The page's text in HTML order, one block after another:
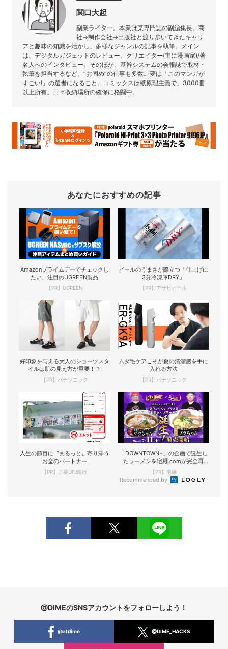
関口大起
副業ライター。本業は某専門誌の副編集長。商
社→制作会社→出版社と渡り歩いてきたキャリ
アと趣味の知識を活かし、多様なジャンルの記事を執筆。メイン
は、デジタルガジェットのレビュー、クリエイター(主に漫画家)/著
名人へのインタビュー。そのほか、基幹システムの会報誌で取材・
執筆を担当するなど、“お固め”の仕事も多数。夢は「このマンガが
すごい!」の選者になること。コミックスは紙原理主義で、3000冊
以上所有。日々収納場所の確保に格闘中。
あなたにおすすめの記事
Amazonプライムデーでチェックし
たい、注目のUGREEN製品
【PR】UGREEN
ビールのうまさが際立つ「仕上げに
3分冷凍庫DRY」
【PR】アサヒビール
好印象を与える大人のショーツスタ
イルは肌の見え方が重要！？
【PR】パナソニック
ムダ毛ケアこそが夏の清潔感を手に
入れる方法
【PR】パナソニック
人生の節目に〝まるっと〟寄り添う
お金のパートナー
【PR】三菱UFJ銀行
「DOWNTOWN+」の企画で誕生し
たラーメンを宅麺.comが完全再
現！
【PR】宅麺
Recommended by
@DIMEのSNSアカウントをフォローしよう！
@atdime @DIME_HACKS